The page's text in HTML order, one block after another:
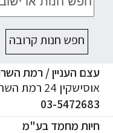
חפש חנות קרובה
העניין / רמת השרון
24 רמת השרון
03-
מחמד בע"מ